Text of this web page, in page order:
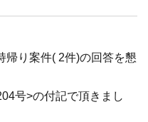
帰り案件( 2件)の回答を懇
号>の付記で頂きまし